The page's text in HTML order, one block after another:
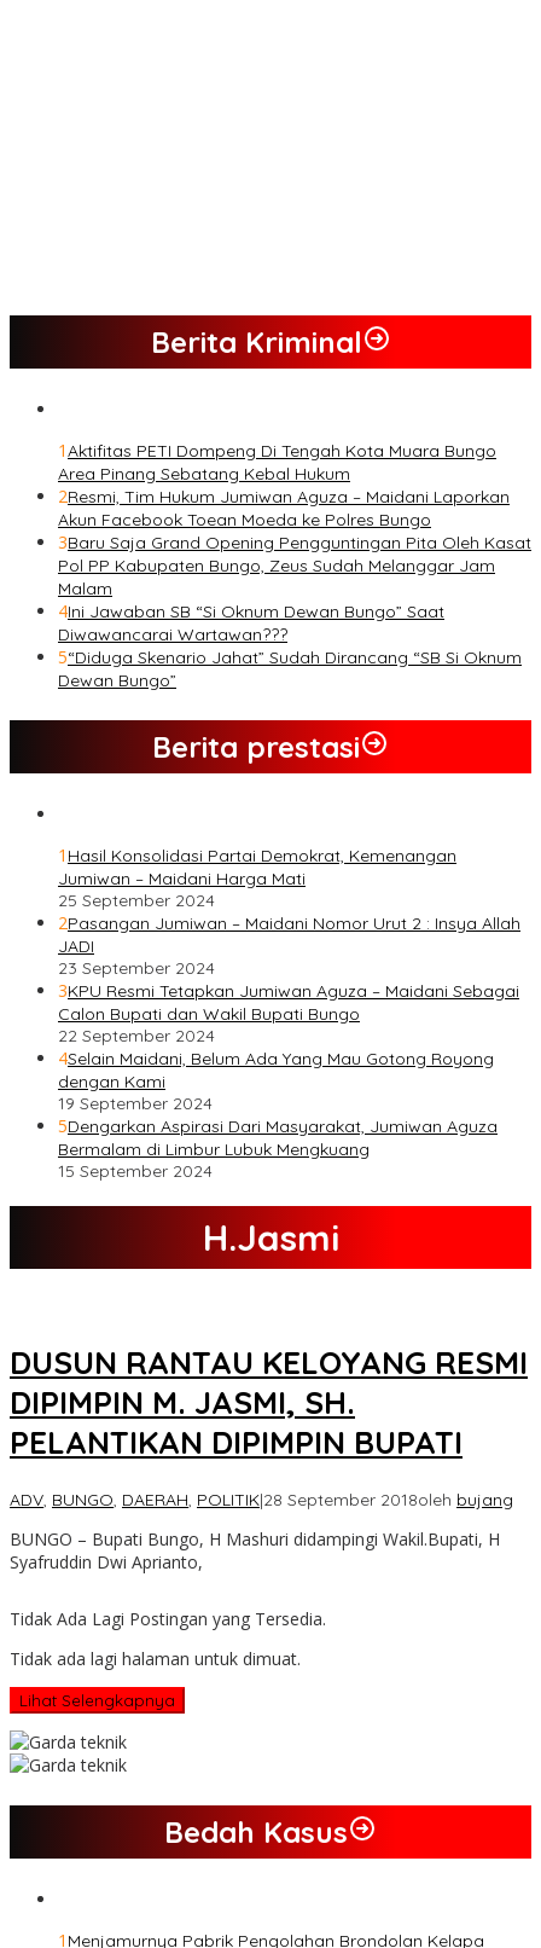
Berita Kriminal
1Aktifitas PETI Dompeng Di Tengah Kota Muara Bungo
Area Pinang Sebatang Kebal Hukum
2Resmi, Tim Hukum Jumiwan Aguza – Maidani Laporkan
Akun Facebook Toean Moeda ke Polres Bungo
3Baru Saja Grand Opening Pengguntingan Pita Oleh Kasat
Pol PP Kabupaten Bungo, Zeus Sudah Melanggar Jam
Malam
4Ini Jawaban SB “Si Oknum Dewan Bungo” Saat
Diwawancarai Wartawan???
5“Diduga Skenario Jahat” Sudah Dirancang “SB Si Oknum
Dewan Bungo”
Berita prestasi
1 Hasil Konsolidasi Partai Demokrat, Kemenangan
Jumiwan – Maidani Harga Mati
25 September 2024
2Pasangan Jumiwan – Maidani Nomor Urut 2 : Insya Allah
JADI
23 September 2024
3KPU Resmi Tetapkan Jumiwan Aguza – Maidani Sebagai
Calon Bupati dan Wakil Bupati Bungo
22 September 2024
4Selain Maidani, Belum Ada Yang Mau Gotong Royong
dengan Kami
19 September 2024
5Dengarkan Aspirasi Dari Masyarakat, Jumiwan Aguza
Bermalam di Limbur Lubuk Mengkuang
15 September 2024
H.Jasmi
DUSUN RANTAU KELOYANG RESMI
DIPIMPIN M. JASMI, SH.
PELANTIKAN DIPIMPIN BUPATI
ADV, BUNGO, DAERAH, POLITIK|28 September 2018oleh bujang
BUNGO – Bupati Bungo, H Mashuri didampingi Wakil.Bupati, H
Syafruddin Dwi Aprianto,
Tidak Ada Lagi Postingan yang Tersedia.
Tidak ada lagi halaman untuk dimuat.
Lihat Selengkapnya
Bedah Kasus
1 Menjamurnya Pabrik Pengolahan Brondolan Kelapa